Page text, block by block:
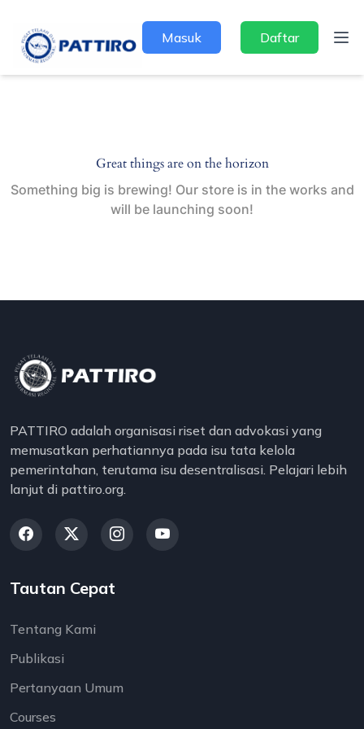
Masuk Daftar
Great things are on the horizon
Something big is brewing! Our store is in the works and
will be launching soon!
PATTIRO adalah organisasi riset dan advokasi yang
memusatkan perhatiannya pada isu tata kelola
pemerintahan, terutama isu desentralisasi. Pelajari lebih
lanjut di pattiro.org.
Tautan Cepat
Tentang Kami
Publikasi
Pertanyaan Umum
Courses